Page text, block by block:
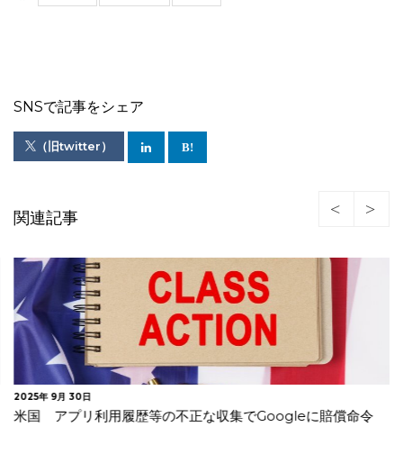
SNSで記事をシェア
（旧twitter）
関連記事
2025年 9月 30日
米国 アプリ利用履歴等の不正な収集でGoogleに賠償命令